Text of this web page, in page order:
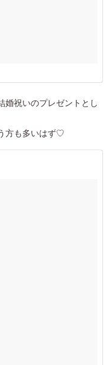
婚祝いのプレゼントとし
方も多いはず♡